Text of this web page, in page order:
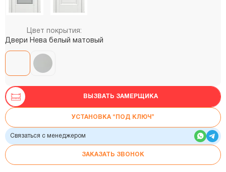
Цвет покрытия:
Двери Нева белый матовый
ВЫЗВАТЬ ЗАМЕРЩИКА
УСТАНОВКА “ПОД КЛЮЧ”
Связаться с менеджером
ЗАКАЗАТЬ ЗВОНОК